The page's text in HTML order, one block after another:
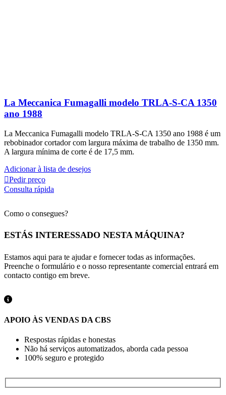
La Meccanica Fumagalli modelo TRLA-S-CA 1350
ano 1988
La Meccanica Fumagalli modelo TRLA-S-CA 1350 ano 1988 é um
rebobinador cortador com largura máxima de trabalho de 1350 mm.
A largura mínima de corte é de 17,5 mm.
Adicionar à lista de desejos
Pedir preço
Consulta rápida
Como o consegues?
ESTÁS INTERESSADO NESTA MÁQUINA?
Estamos aqui para te ajudar e fornecer todas as informações.
Preenche o formulário e o nosso representante comercial entrará em
contacto contigo em breve.
APOIO ÀS VENDAS DA CBS
Respostas rápidas e honestas
Não há serviços automatizados, aborda cada pessoa
100% seguro e protegido